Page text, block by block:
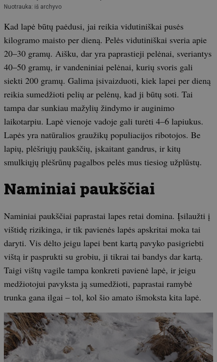
Nuotrauka: iš archyvo
Kad lapė būtų paėdusi, jai reikia vidutiniškai pusės
kilogramo maisto per dieną. Pelės vidutiniškai sveria apie
20–30 gramų. Aišku, dar yra paprastieji pelėnai, sveriantys
40–50 gramų, ir vandeniniai pelėnai, kurių svoris gali
siekti 200 gramų. Galima įsivaizduoti, kiek lapei per dieną
reikia sumedžioti pelių ar pelėnų, kad ji būtų soti. Tai
tampa dar sunkiau mažylių žindymo ir auginimo
laikotarpiu. Lapė vienoje vadoje gali turėti 4–6 lapiukus.
Lapės yra natūralios graužikų populiacijos ribotojos. Be
lapių, plėšriųjų paukščių, įskaitant gandrus, ir kitų
smulkiųjų plėšrūnų pagalbos pelės mus tiesiog užplūstų.
Naminiai paukščiai
Naminiai paukščiai paprastai lapes retai domina. Įsilaužti į
vištidę rizikinga, ir tik pavienės lapės apskritai moka tai
daryti. Vis dėlto jeigu lapei bent kartą pavyko pasigriebti
vištą ir pasprukti su grobiu, ji tikrai tai bandys dar kartą.
Taigi vištų vagile tampa konkreti pavienė lapė, ir jeigu
medžiotojui pavyksta ją sumedžioti, paprastai ramybė
trunka gana ilgai – tol, kol šio amato išmoksta kita lapė.